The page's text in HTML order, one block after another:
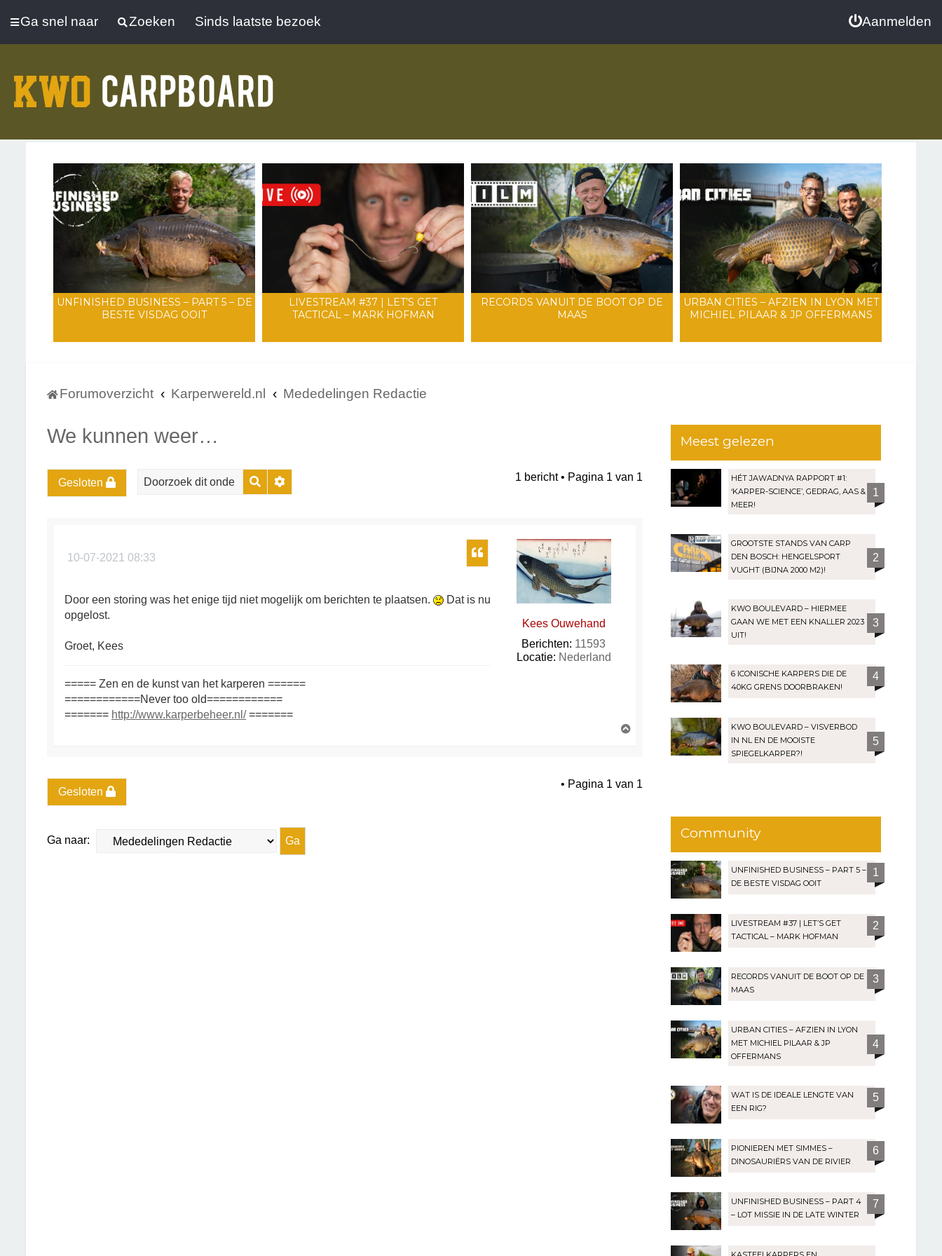
Ga snel naar Zoeken Sinds laatste bezoek Aanmelden
UNFINISHED BUSINESS – PART 5 – DE
BESTE VISDAG OOIT
LIVESTREAM #37 | LET’S GET
TACTICAL – MARK HOFMAN
RECORDS VANUIT DE BOOT OP DE
MAAS
URBAN CITIES – AFZIEN IN LYON MET
MICHIEL PILAAR & JP OFFERMANS
Forumoverzicht Karperwereld.nl Mededelingen Redactie
We kunnen weer…
Gesloten ZoekUitgebreid zoeken 1 bericht • Pagina 1 van 1
Kees Ouwehand
Berichten: 11593
Locatie: Nederland
Citeer
10-07-2021 08:33
Door een storing was het enige tijd niet mogelijk om berichten te plaatsen.
Dat is nu
opgelost.
Groet, Kees
===== Zen en de kunst van het karperen ======
============Never too old============
======= http://www.karperbeheer.nl/=======
o
g
Gesloten
• Pagina 1 van 1
Ga naar:
Meest gelezen
HÉT JAWADNYA RAPPORT #1:
‘KARPER-SCIENCE’, GEDRAG, AAS &
MEER!
1
GROOTSTE STANDS VAN CARP
DEN BOSCH: HENGELSPORT
VUGHT (BIJNA 2000 M2)!
2
KWO BOULEVARD – HIERMEE
GAAN WE MET EEN KNALLER 2023
UIT!
3
6 ICONISCHE KARPERS DIE DE
40KG GRENS DOORBRAKEN!
4
KWO BOULEVARD – VISVERBOD
IN NL EN DE MOOISTE
SPIEGELKARPER?!
5
Community
UNFINISHED BUSINESS – PART 5 –
DE BESTE VISDAG OOIT
1
LIVESTREAM #37 | LET’S GET
TACTICAL – MARK HOFMAN
2
RECORDS VANUIT DE BOOT OP DE
MAAS
3
URBAN CITIES – AFZIEN IN LYON
MET MICHIEL PILAAR & JP
OFFERMANS
4
WAT IS DE IDEALE LENGTE VAN
EEN RIG?
5
PIONIEREN MET SIMMES –
DINOSAURIËRS VAN DE RIVIER
6
UNFINISHED BUSINESS – PART 4
– LOT MISSIE IN DE LATE WINTER
7